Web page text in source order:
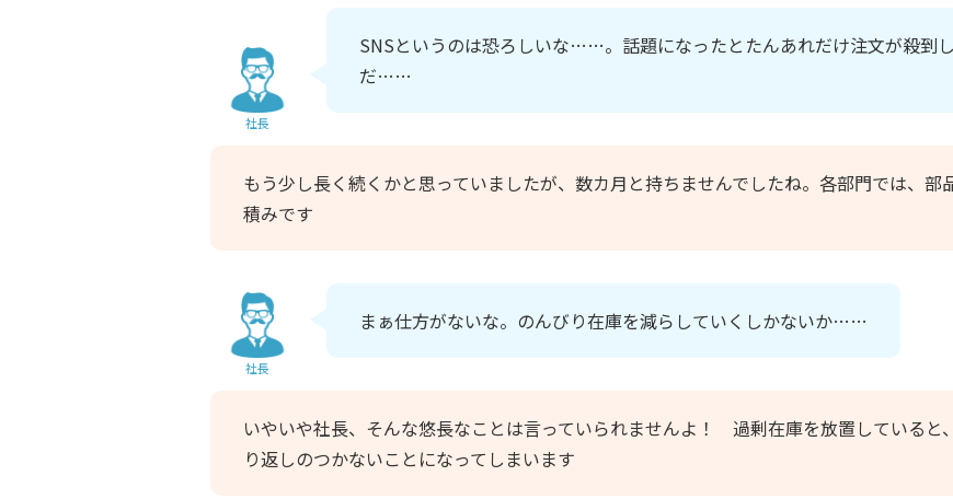
社長
SNSというのは恐ろしいな……。話題になったとたんあれだけ注文が殺到
だ……
もう少し長く続くかと思っていましたが、数カ月と持ちませんでしたね。各部門では、部
積みです
社長
まぁ仕方がないな。のんびり在庫を減らしていくしかないか……
いやいや社長、そんな悠長なことは言っていられませんよ！ 過剰在庫を放置していると
り返しのつかないことになってしまいます